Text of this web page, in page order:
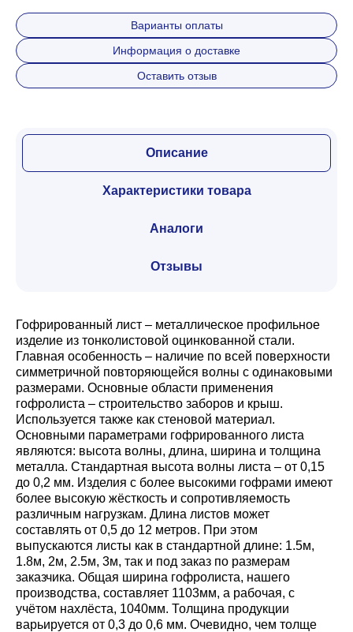
Варианты оплаты
Информация о доставке
Оставить отзыв
Описание
Характеристики товара
Аналоги
Отзывы
Гофрированный лист – металлическое профильное
изделие из тонколистовой оцинкованной стали.
Главная особенность – наличие по всей поверхности
симметричной повторяющейся волны с одинаковыми
размерами. Основные области применения
гофролиста – строительство заборов и крыш.
Используется также как стеновой материал.
Основными параметрами гофрированного листа
являются: высота волны, длина, ширина и толщина
металла. Стандартная высота волны листа – от 0,15
до 0,2 мм. Изделия с более высокими гофрами имеют
более высокую жёсткость и сопротивляемость
различным нагрузкам. Длина листов может
составлять от 0,5 до 12 метров. При этом
выпускаются листы как в стандартной длине: 1.5м,
1.8м, 2м, 2.5м, 3м, так и под заказ по размерам
заказчика. Общая ширина гофролиста, нашего
производства, составляет 1103мм, а рабочая, с
учётом нахлёста, 1040мм. Толщина продукции
варьируется от 0,3 до 0,6 мм. Очевидно, чем толще